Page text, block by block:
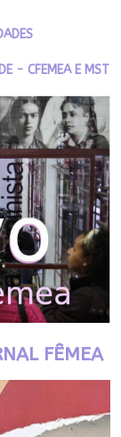
- CFEMEA E MST
FÊMEA